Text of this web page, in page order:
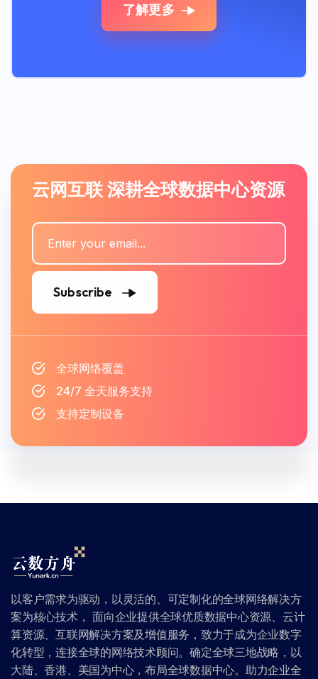
了解更多
云网互联 深耕全球数据中心资源
Subscribe
全球网络覆盖
24/7 全天服务支持
支持定制设备
以客户需求为驱动，以灵活的、可定制化的全球网络解决方
案为核心技术， 面向企业提供全球优质数据中心资源、云计
算资源、互联网解决方案及增值服务，致力于成为企业数字
化转型，连接全球的网络技术顾问。确定全球三地战略，以
大陆、香港、美国为中心，布局全球数据中心。助力企业全